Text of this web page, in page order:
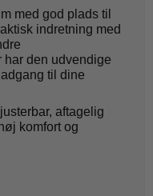
med god plads til
indretning med
har den udvendige
til dine
aftagelig
komfort og